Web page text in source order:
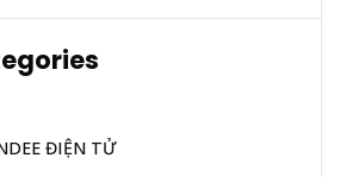
ĐIỆN TỬ